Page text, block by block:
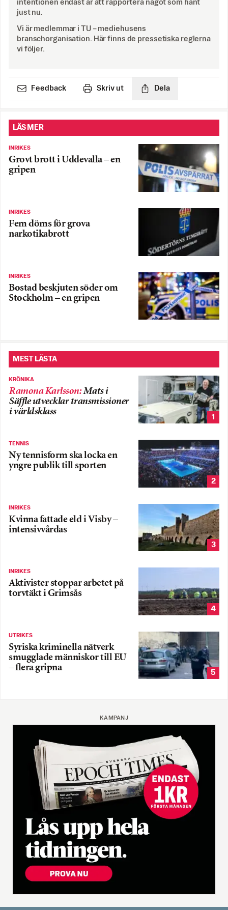
intentionen endast är att rapportera något som hänt
just nu.
Vi är medlemmar i TU – mediehusens
branschorganisation. Här finns de pressetiska reglerna
vi följer.
Feedback Skriv ut Dela
LÄS MER
INRIKES
Grovt brott i Uddevalla – en
gripen
INRIKES
Fem döms för grova
narkotikabrott
INRIKES
Bostad beskjuten söder om
Stockholm – en gripen
MEST LÄSTA
KRÖNIKA
Ramona Karlsson:Mats i
Säffle utvecklar transmissioner
i världsklass
1
TENNIS
Ny tennisform ska locka en
yngre publik till sporten
2
INRIKES
Kvinna fattade eld i Visby –
intensivvårdas
3
INRIKES
Aktivister stoppar arbetet på
torvtäkt i Grimsås
4
UTRIKES
Syriska kriminella nätverk
smugglade människor till EU
– flera gripna
5
KAMPANJ